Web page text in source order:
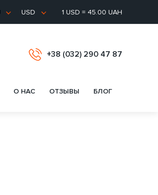
USD 1 USD = 45.00 UAH
+38 (032) 290 47 87
О НАС ОТЗЫВЫ БЛОГ